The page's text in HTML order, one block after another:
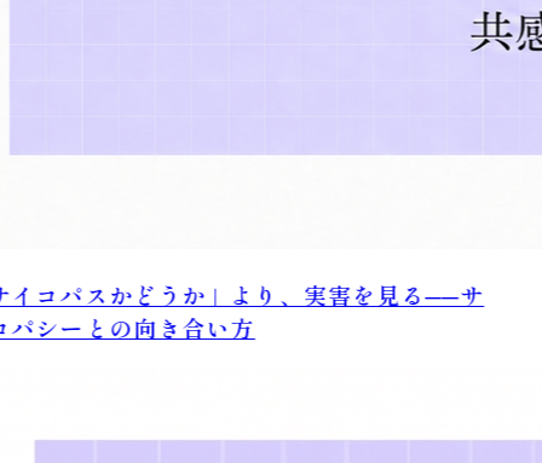
パスかどうか」より、実害を見る──サ
ーとの向き合い方